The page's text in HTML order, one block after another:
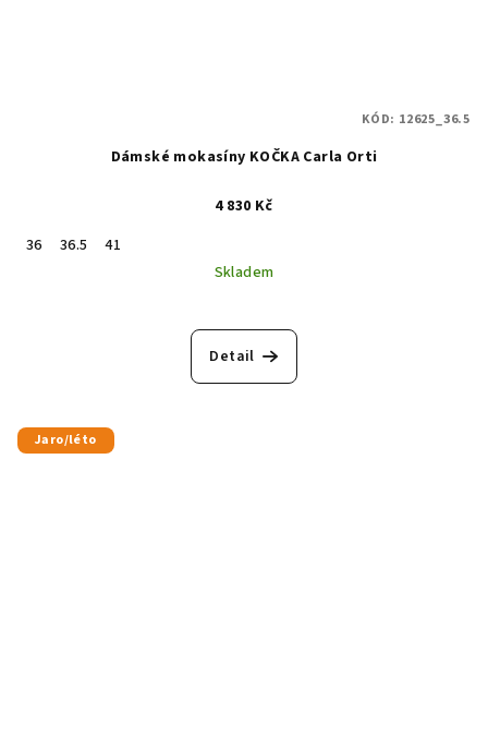
Dámské mokasíny KOČKA Carla Orti
4 830 Kč
36
36.5
41
Skladem
Detail
KÓD: 12625_36.5
Jaro/léto